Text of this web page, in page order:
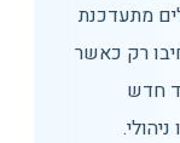
מתעדכנת
רק כאשר
חדש